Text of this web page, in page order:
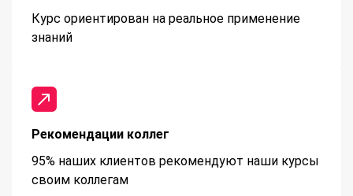
Курс ориентирован на реальное применение
знаний
Рекомендации коллег
95% наших клиентов рекомендуют наши курсы
своим коллегам